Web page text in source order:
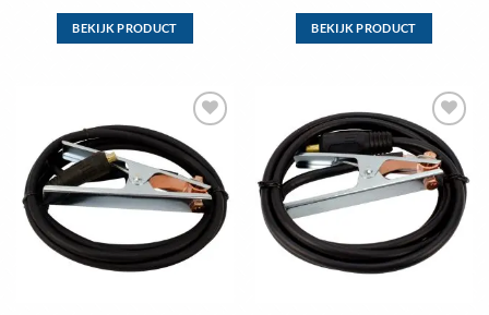
BEKIJK PRODUCT
meerdere
variaties.
Deze
optie
kan
gekozen
worden
BEKIJK PRODUCT
meerdere
variaties.
Deze
optie
gekozen
worden